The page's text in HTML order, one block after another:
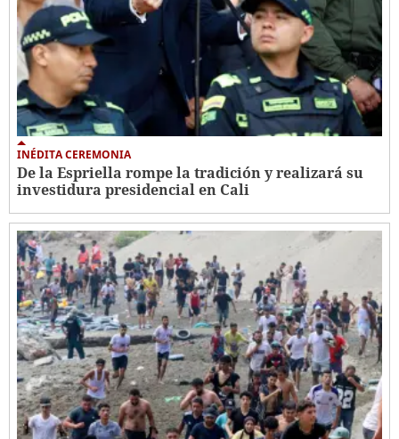
INÉDITA CEREMONIA
De la Espriella rompe la tradición y realizará su
investidura presidencial en Cali